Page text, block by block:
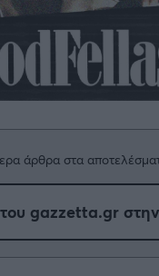
άρθρα στα
gazzetta.gr